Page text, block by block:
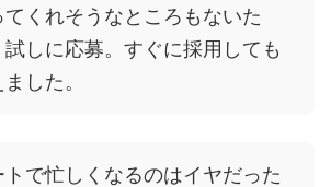
てくれそうなところもないた
試しに応募。すぐに採用しても
した。
トで忙しくなるのはイヤだった